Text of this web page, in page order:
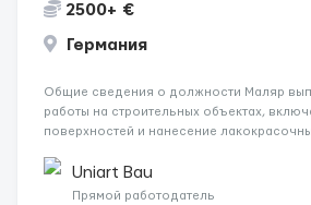
2500+ €
Германия
Общие сведения о должности Маляр
работы на строительных объектах,
поверхностей и нанесение
профессионалов на месте, приглашения
профессионалов с доказательным
Uniart Bau
Прямой работодатель